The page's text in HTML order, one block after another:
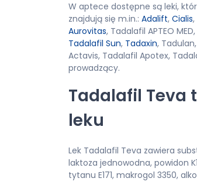
W aptece dostępne są leki,
znajdują się m.in.: Adalift, Cialis,
Aurovitas, Tadalafil APTEO
Tadalafil Sun, Tadaxin,
Actavis, Tadalafil Apotex,
prowadzący.
Tadalafil Teva
leku
Lek Tadalafil Teva zawiera
laktoza jednowodna, powidon
tytanu E171, makrogol 3350,